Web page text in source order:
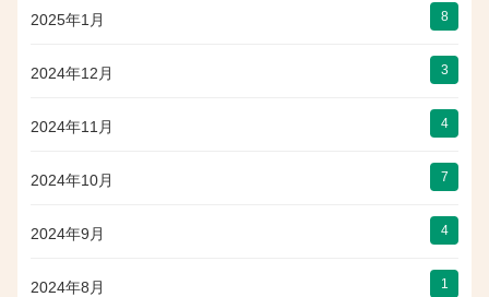
2025年1月 8
2024年12月 3
2024年11月 4
2024年10月 7
2024年9月 4
2024年8月 1